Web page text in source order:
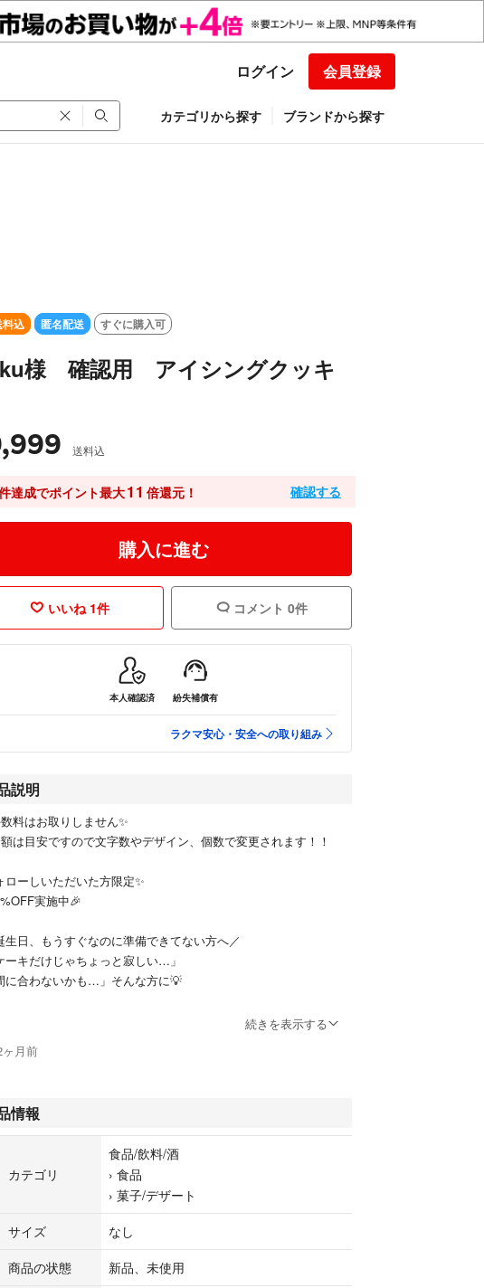
ログイン 会員登録
カテゴリから探す ブランドから探す
料込 匿名配送 すぐに購入可
様 確認用 アイシングクッキ
送料込
達成でポイント最大11 倍還元！ 確認する
購入に進む
いいね 1件 コメント 0件
本人確認済 紛失補償有
ラクマ安心・安全への取り組み
説明
料はお取りしません✨
は目安ですので文字数やデザイン、個数で変更されます！！
ローしいただいた方限定✨
実施中🎉
生日、もうすぐなのに準備できてない方へ／
ーキだけじゃちょっと寂しい…」
に合わないかも…」そんな方に💡
2日前のご注文は＋¥1000（お急ぎ対応）
小麦粉・バター・卵・きび砂糖を使用し、見た目も味もこだわっ
ッキーをお作りしています！
ーダー方法】コピペして埋めるだけでOK👇
ャラクター、モチーフ
字（色・デザイン）
ート（色・デザイン）
名前クッキー（文字・色）
続きを表示する
ヶ月前
情報
カテゴリ
食品/飲料/酒
› 食品
› 菓子/デザート
サイズ
なし
商品の状態
新品、未使用